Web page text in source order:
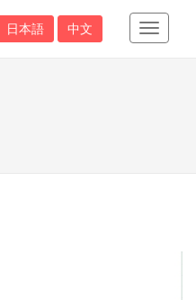
Toggle
日本語 中文